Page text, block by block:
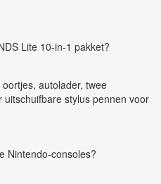
Lite 10-in-1 pakket?
autolader, twee
stylus pennen voor
Nintendo-consoles?